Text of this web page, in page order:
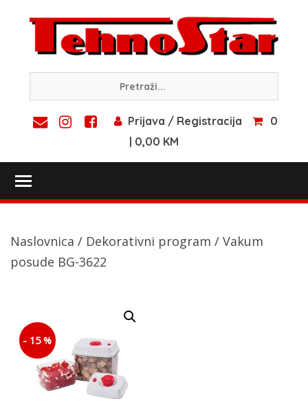
content
Prijava / Registracija
0
| 0,00 KM
Naslovnica / Dekorativni program / Vakum
posude BG-3622
- 15 %